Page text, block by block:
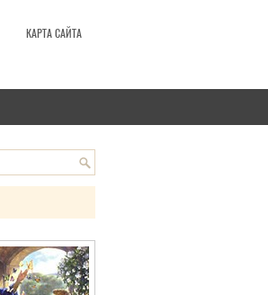
КАРТА САЙТА